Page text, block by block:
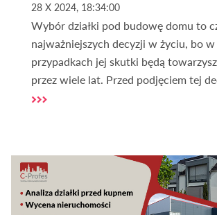
28 X 2024, 18:34:00
Wybór działki pod budowę domu to
najważniejszych decyzji w życiu, bo
przypadkach jej skutki będą
przez wiele lat. Przed podjęciem tej
jednak zweryfikować położenie
zagrożenie trzeba mieć na uwadze.